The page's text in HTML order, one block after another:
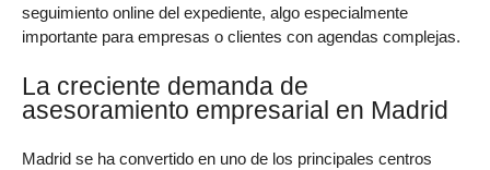
seguimiento online del expediente, algo especialmente
importante para empresas o clientes con agendas complejas.
La creciente demanda de
asesoramiento empresarial en Madrid
Madrid se ha convertido en uno de los principales centros